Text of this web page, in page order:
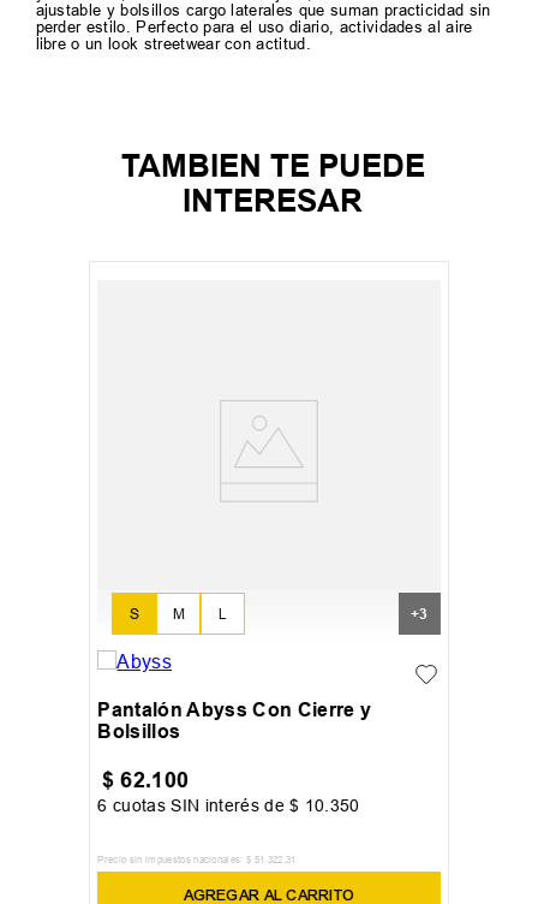
ajustable y bolsillos cargo laterales que suman practicidad sin
perder estilo. Perfecto para el uso diario, actividades al aire
libre o un look streetwear con actitud.
TAMBIEN TE PUEDE
INTERESAR
S L
M +3
Pantalón Abyss Con Cierre y
Bolsillos
$ 62.100
6 cuotas SIN interés de$ 10.350
Precio sin impuestos nacionales: $ 51 .322 ,31
AGREGAR AL CARRITO